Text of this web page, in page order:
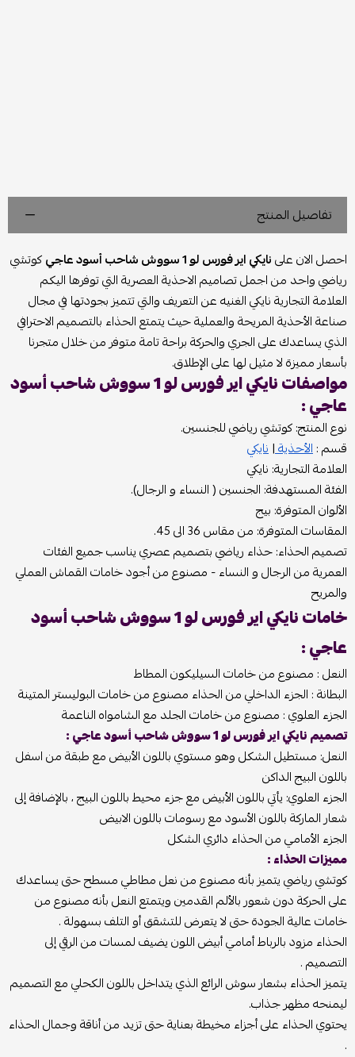
تفاصيل المنتج
احصل الان علىنايكي اير فورس لو 1 سووش شاحب أسود عاجي
كوتشي
رياضي واحد من اجمل تصاميم الاحذية العصرية التي توفرها اليكم
العلامة التجارية نايكي الغنيه عن التعريف والتي تتميز بجودتها في مجال
صناعة الأحذية المريحة والعملية حيث يتمتع الحذاء بالتصميم الاحترافي
الذي يساعدك على الجري والحركة براحة تامة متوفر من خلال متجرنا
بأسعار مميزة لا مثيل لها على الإطلاق.
مواصفات نايكي اير فورس لو 1 سووش شاحب أسود
عاجي :
نوع المنتج: كوتشي رياضي للجنسين.
قسم :الأحذية|نايكي
العلامة التجارية: نايكي
الفئة المستهدفة: الجنسين ( النساء و الرجال).
الألوان المتوفرة: بيج
المقاسات المتوفرة: من مقاس 36 الى 45.
تصميم الحذاء: حذاء رياضي بتصميم عصري يناسب جميع الفئات
العمرية من الرجال و النساء - مصنوع من أجود خامات القماش العملي
والمريح
خامات نايكي اير فورس لو 1 سووش شاحب أسود
عاجي :
النعل : مصنوع من خامات السيليكون المطاط
البطانة : الجزء الداخلي من الحذاء مصنوع من خامات البوليستر المتينة
الجزء العلوي : مصنوع من خامات الجلد مع الشامواه الناعمة
تصميم نايكي اير فورس لو 1 سووش شاحب أسود عاجي :
النعل: مستطيل الشكل وهو مستوي باللون الأبيض مع طبقة من اسفل
باللون البيج الداكن
الجزء العلوي: يأتي باللون الأبيض مع جزء محيط باللون البيج ، بالإضافة إلى
شعار الماركة باللون الأسود مع رسومات باللون الابيض
الجزء الأمامي من الحذاء دائري الشكل
مميزات الحذاء :
كوتشي رياضي يتميز بأنه مصنوع من نعل مطاطي مسطح حتى يساعدك
على الحركة دون شعور بالألم القدمين ويتمتع النعل بأنه مصنوع من
خامات عالية الجودة حتى لا يتعرض للتشقق أو التلف بسهولة .
الحذاء مزود بالرباط أمامي أبيض اللون يضيف لمسات من الرقي إلى
التصميم .
يتميز الحذاء بشعار سوش الرائع الذي يتداخل باللون الكحلي مع التصميم
ليمنحه مظهر جذاب.
يحتوي الحذاء على أجزاء مخيطة بعناية حتى تزيد من أناقة وجمال الحذاء
.